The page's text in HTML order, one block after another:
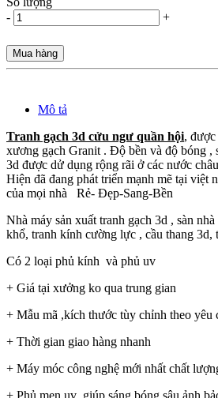
-
+
Mua hàng
Mô tả
Tranh gạch 3d cửu ngư quần hội,
xương gạch Granit . Độ bền và độ bóng ,
3d được dử dụng rộng rãi ở các nước
Hiện đã đang phát triển mạnh mẽ tại việt
của mọi nhà Rẻ- Đẹp-Sang-Bền
Nhà máy sản xuất tranh gạch 3d , sàn
khổ, tranh kính cường lực , cầu thang 3d,
Có 2 loại phủ kính và phủ uv
+ Giá tại xưởng ko qua trung gian
+ Mẫu mã ,kích thước tùy chỉnh theo yêu
+ Thời gian giao hàng nhanh
+ Máy móc công nghệ mới nhất chất